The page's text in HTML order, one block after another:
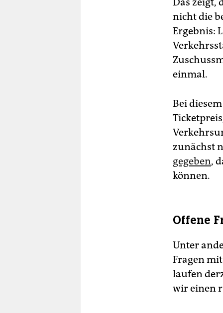
nicht die
Ergebnis:
einmal.
Bei
zunächst
gegeben,
können.
Offene
Unter
Fragen
laufen
wir einen